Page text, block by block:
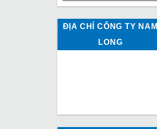
ĐỊA CHỈ CÔNG TY NAM
LONG